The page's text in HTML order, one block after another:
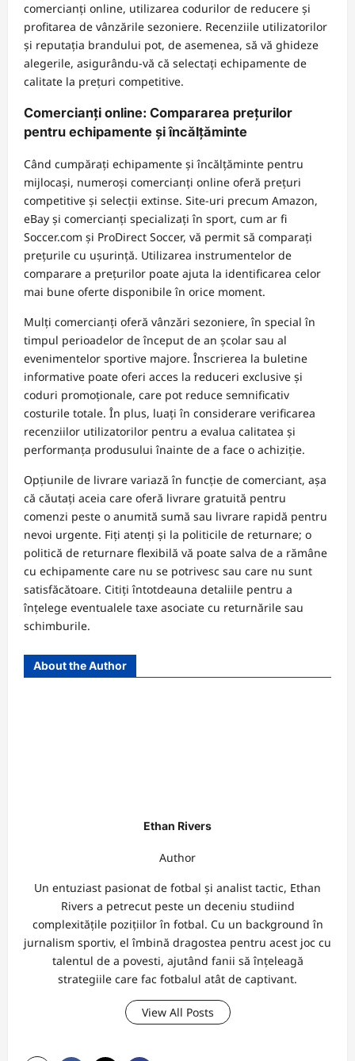
comercianți online, utilizarea codurilor de reducere și
profitarea de vânzările sezoniere. Recenziile utilizatorilor
și reputația brandului pot, de asemenea, să vă ghideze
alegerile, asigurându-vă că selectați echipamente de
calitate la prețuri competitive.
Comercianți online: Compararea prețurilor
pentru echipamente și încălțăminte
Când cumpărați echipamente și încălțăminte pentru
mijlocași, numeroși comercianți online oferă prețuri
competitive și selecții extinse. Site-uri precum Amazon,
eBay și comercianți specializați în sport, cum ar fi
Soccer.com și ProDirect Soccer, vă permit să comparați
prețurile cu ușurință. Utilizarea instrumentelor de
comparare a prețurilor poate ajuta la identificarea celor
mai bune oferte disponibile în orice moment.
Mulți comercianți oferă vânzări sezoniere, în special în
timpul perioadelor de început de an școlar sau al
evenimentelor sportive majore. Înscrierea la buletine
informative poate oferi acces la reduceri exclusive și
coduri promoționale, care pot reduce semnificativ
costurile totale. În plus, luați în considerare verificarea
recenziilor utilizatorilor pentru a evalua calitatea și
performanța produsului înainte de a face o achiziție.
Opțiunile de livrare variază în funcție de comerciant, așa
că căutați aceia care oferă livrare gratuită pentru
comenzi peste o anumită sumă sau livrare rapidă pentru
nevoi urgente. Fiți atenți și la politicile de returnare; o
politică de returnare flexibilă vă poate salva de a rămâne
cu echipamente care nu se potrivesc sau care nu sunt
satisfăcătoare. Citiți întotdeauna detaliile pentru a
înțelege eventualele taxe asociate cu returnările sau
schimburile.
About the Author
Ethan Rivers
Author
Un entuziast pasionat de fotbal și analist tactic, Ethan
Rivers a petrecut peste un deceniu studiind
complexitățile pozițiilor în fotbal. Cu un background în
jurnalism sportiv, el îmbină dragostea pentru acest joc cu
talentul de a povesti, ajutând fanii să înțeleagă
strategiile care fac fotbalul atât de captivant.
View All Posts